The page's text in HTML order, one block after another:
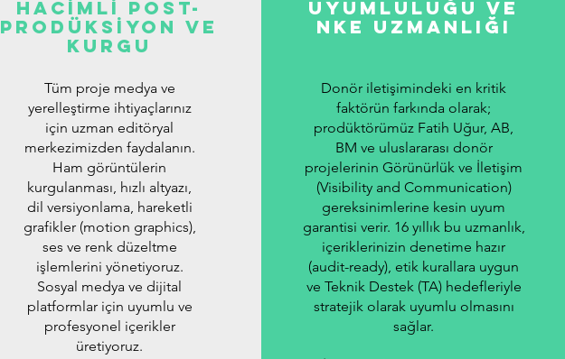
Hacİmlİ Post-
Prodüksİyon ve
Kurgu
Tüm proje medya ve
yerelleştirme ihtiyaçlarınız
için uzman editöryal
merkezimizden faydalanın.
Ham görüntülerin
kurgulanması, hızlı altyazı,
dil versiyonlama, hareketli
grafikler (motion graphics),
ses ve renk düzeltme
işlemlerini yönetiyoruz.
Sosyal medya ve dijital
platformlar için uyumlu ve
profesyonel içerikler
üretiyoruz.
Uyumluluğu ve
NKE Uzmanlığı
Donör iletişimindeki en kritik
faktörün farkında olarak;
prodüktörümüz Fatih Uğur, AB,
BM ve uluslararası donör
projelerinin Görünürlük ve İletişim
(Visibility and Communication)
gereksinimlerine kesin uyum
garantisi verir. 16 yıllık bu uzmanlık,
içeriklerinizin denetime hazır
(audit-ready), etik kurallara uygun
ve Teknik Destek (TA) hedefleriyle
stratejik olarak uyumlu olmasını
sağlar.